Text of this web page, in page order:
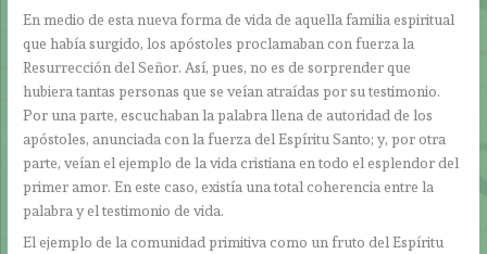
En medio de esta nueva forma de vida de aquella familia espiritual
que había surgido, los apóstoles proclamaban con fuerza la
Resurrección del Señor. Así, pues, no es de sorprender que
hubiera tantas personas que se veían atraídas por su testimonio.
Por una parte, escuchaban la palabra llena de autoridad de los
apóstoles, anunciada con la fuerza del Espíritu Santo; y, por otra
parte, veían el ejemplo de la vida cristiana en todo el esplendor del
primer amor. En este caso, existía una total coherencia entre la
palabra y el testimonio de vida.
El ejemplo de la comunidad primitiva como un fruto del Espíritu